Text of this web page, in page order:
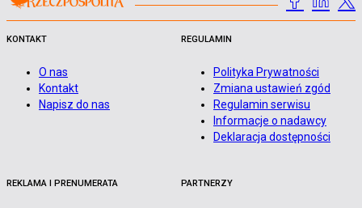
KONTAKT
O nas
Kontakt
Napisz do nas
REGULAMIN
Polityka Prywatności
Zmiana ustawień zgód
Regulamin serwisu
Informacje o nadawcy
Deklaracja dostępności
REKLAMA I PRENUMERATA PARTNERZY